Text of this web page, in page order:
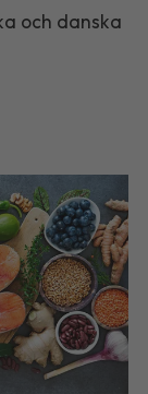
och danska